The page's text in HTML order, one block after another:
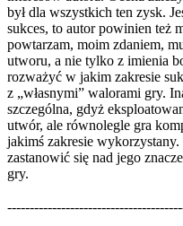
był dla wszystkich ten zysk.
sukces, to autor powinien też
powtarzam, moim zdaniem,
utworu, a nie tylko z imienia
rozważyć w jakim zakresie
z „własnymi” walorami gry.
szczególna, gdyż
utwór, ale równolegle gra
jakimś zakresie
zastanowić się nad jego
gry.